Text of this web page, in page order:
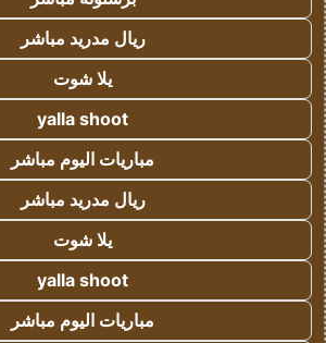
ريال مدريد مباشر
يلا شوت
yalla shoot
مباريات اليوم مباشر
ريال مدريد مباشر
يلا شوت
yalla shoot
مباريات اليوم مباشر